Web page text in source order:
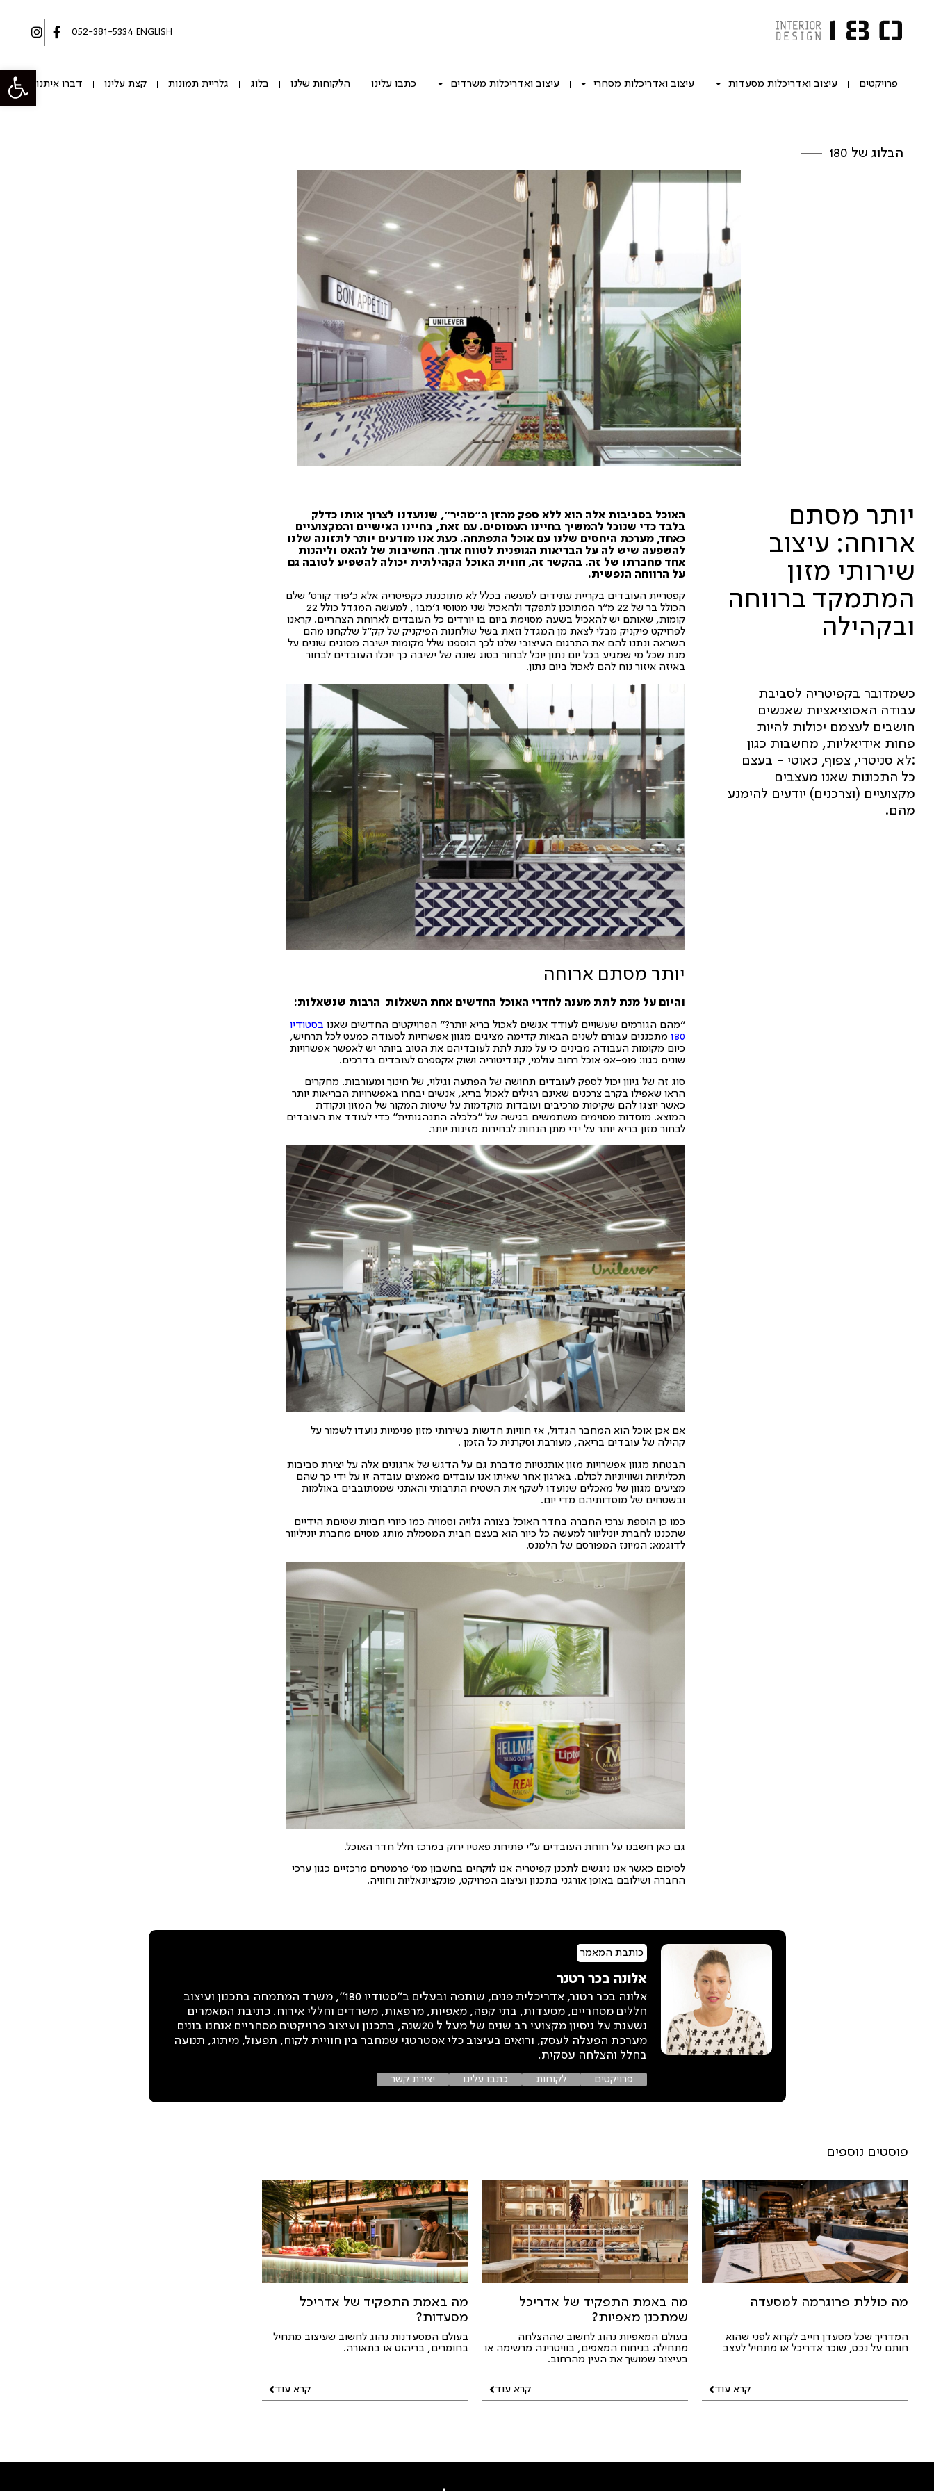
פתח
ENGLISH
פרויקטים עיצוב ואדריכלות מסעדות עיצוב ואדריכלות מסחרי עיצוב ואדריכלות משרדים כתבו עלינו הלקוחות שלנו בלוג גלריית תמונות קצת עלינו דברו איתנו
הבלוג של 180
יותר מסתם
ארוחה: עיצוב
שירותי מזון
המתמקד ברווחה
ובקהילה
כשמדובר בקפיטריה לסביבת
עבודה האסוציאציות שאנשים
חושבים לעצמם יכולות להיות
פחות אידיאליות, מחשבות כגון
:לא סניטרי, צפוף, כאוטי - בעצם
כל התכונות שאנו מעצבים
מקצועיים (וצרכנים) יודעים להימנע
מהם.
האוכל בסביבות אלה הוא ללא ספק מהזן ה"מהיר", שנועדנו לצרוך אותו כדלק
בלבד כדי שנוכל להמשיך בחיינו העמוסים. עם זאת, בחיינו האישיים והמקצועיים
כאחד, מערכת היחסים שלנו עם אוכל התפתחה. כעת אנו מודעים יותר לתזונה שלנו
להשפעה שיש לה על הבריאות הגופנית לטווח ארוך. החשיבות של להאט וליהנות
אחד מחברתו של זה. בהקשר זה, חווית האוכל הקהילתית יכולה להשפיע לטובה גם
על הרווחה הנפשית.
קפטריית העובדים בקריית עתידים למעשה בכלל לא מתוכננת כקפיטריה אלא כ'פוד קורט' שלם
הכולל בר של 22 מ"ר המתוכנן לתפקד ולהאכיל שני מטוסי ג'מבו , למעשה המגדל כולל 22
קומות, שאותם יש להאכיל בשעה מסוימת ביום בו יורדים כל העובדים לארוחת הצהריים. קראנו
לפרויקט פיקניק מבלי לצאת מן המגדל וזאת בשל שולחנות הפיקניק של קק"ל שלקחנו מהם
השראה ונתנו להם את התרגום העיצובי שלנו לכך הוספנו שלל מקומות ישיבה מסוגים שונים על
מנת שכל מי שמגיע בכל יום נתון יוכל לבחור בסוג שונה של ישיבה כך יוכלו העובדים לבחור
באיזה איזור נוח להם לאכול ביום נתון.
יותר מסתם ארוחה
והיום על מנת לתת מענה לחדרי האוכל החדשים אחת השאלות הרבות שנשאלות:
"מהם הגורמים שעשויים לעודד אנשים לאכול בריא יותר?" הפרויקטים החדשים שאנו בסטודיו
180מתכננים עבורם לשנים הבאות קדימה מציגים מגוון אפשרויות לסעודה כמעט לכל תרחיש,
כיום מקומות העבודה מבינים כי על מנת לתת לעובדיהם את הטוב ביותר יש לאפשר אפשרויות
שונים כגוו: פופ-אפ אוכל רחוב עולמי, קונדיטוריה ושוק אקספרס לעובדים בדרכים.
סוג זה של גיוון יכול לספק לעובדים תחושה של הפתעה וגילוי, של חינוך ומעורבות. מחקרים
הראו שאפילו בקרב צרכנים שאינם רגילים לאכול בריא, אנשים יבחרו באפשרויות הבריאות יותר
כאשר יוצגו להם שקיפות מרכיבים ועובדות מוקדמות על שיטות המקור של המזון ונקודת
המוצא. מוסדות מסוימים משתמשים בגישה של "כלכלה התנהגותית" כדי לעודד את העובדים
לבחור מזון בריא יותר על ידי מתן הנחות לבחירות מזינות יותר.
אם אכן אוכל הוא המחבר הגדול, אז חוויות חדשות בשירותי מזון פנימיות נועדו לשמור על
קהילה של עובדים בריאה, מעורבת וסקרנית כל הזמן .
הבטחת מגוון אפשרויות מזון אותנטיות מדברת גם על הדגש של ארגונים אלה על יצירת סביבות
תכליתיות ושוויוניות לכולם. בארגון אחר שאיתו אנו עובדים מאמצים עובדה זו על ידי כך שהם
מציעים מגוון של מאכלים שנועדו לשקף את השטיח התרבותי והאתני שמסתובבים באולמות
ובשטחים של מוסדותיהם מדי יום.
כמו כן הוספת ערכי החברה בחדר האוכל בצורה גלויה וסמויה כמו כיורי חביות שטיםת הידיים
שתכננו לחברת יוניליוור למעשה כל כיור הוא בעצם חבית המסמלת מותג מסוים מחברת יוניליוור
לדוגמא: המיונז המפורסם של הלמנס.
גם כאן חשבנו על רווחת העובדים ע"י פתיחת פאטיו ירוק במרכז חלל חדר האוכל.
לסיכום כאשר אנו ניגשים לתכנן קפיטריה אנו לוקחים בחשבון מס' פרמטרים מרכזיים כגון ערכי
החברה ושילובם באופן אורגני בתכנון ועיצוב הפרויקט, פונקציונאליות וחוויה.
כותבת המאמר
אלונה בכר רטנר
אלונה בכר רטנר, אדריכלית פנים, שותפה ובעלים ב"סטודיו 180", משרד המתמחה בתכנון ועיצוב
חללים מסחריים, מסעדות, בתי קפה, מאפיות, מרפאות, משרדים וחללי אירוח. כתיבת המאמרים
נשענת על ניסיון מקצועי רב שנים של מעל ל 20שנה, בתכנון ועיצוב פרויקטים מסחריים אנחנו בונים
מערכת הפעלה לעסק, ורואים בעיצוב כלי אסטרטגי שמחבר בין חוויית לקוח, תפעול, מיתוג, תנועה
בחלל והצלחה עסקית.
פרויקטים לקוחות כתבו עלינו יצירת קשר
פוסטים נוספים
מה כוללת פרוגרמה למסעדה
המדריך שכל מסעדן חייב לקרוא לפני שהוא
חותם על נכס, שוכר אדריכל או מתחיל לעצב
קרא עוד
מה באמת התפקיד של אדריכל
שמתכנן מאפיות?
בעולם המאפיות נהוג לחשוב שההצלחה
מתחילה בניחוח המאפים, בוויטרינה מרשימה או
בעיצוב שמושך את העין מהרחוב.
קרא עוד
מה באמת התפקיד של אדריכל
מסעדות?
בעולם המסעדנות נהוג לחשוב שעיצוב מתחיל
בחומרים, בריהוט או בתאורה.
קרא עוד